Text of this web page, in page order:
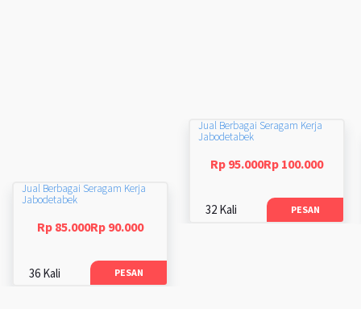
Jual Berbagai Seragam Kerja
Jabodetabek
Rp 95.000Rp 100.000
32 Kali PESAN
Jual Berbagai Seragam Kerja
Jabodetabek
Rp 85.000Rp 90.000
36 Kali PESAN